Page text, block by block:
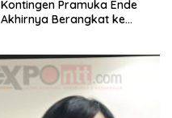
Kontingen Pramuka Ende
Akhirnya Berangkat ke